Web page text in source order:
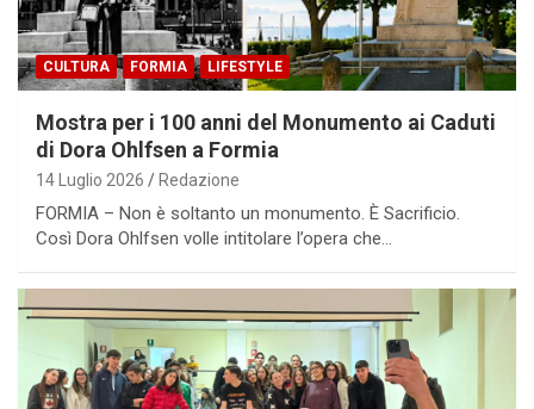
CULTURA FORMIA LIFESTYLE
Mostra per i 100 anni del Monumento ai Caduti
di Dora Ohlfsen a Formia
14 Luglio 2026 Redazione
FORMIA – Non è soltanto un monumento. È Sacrificio.
Così Dora Ohlfsen volle intitolare l’opera che…